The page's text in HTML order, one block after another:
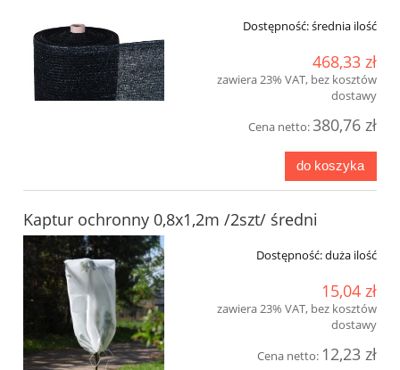
Dostępność:średnia ilość
468,33 zł
zawiera 23% VAT, bez kosztów
dostawy
Cena netto:380,76 zł
do koszyka
Kaptur ochronny 0,8x1,2m /2szt/ średni
Dostępność:duża ilość
15,04 zł
zawiera 23% VAT, bez kosztów
dostawy
Cena netto: 12,23 zł